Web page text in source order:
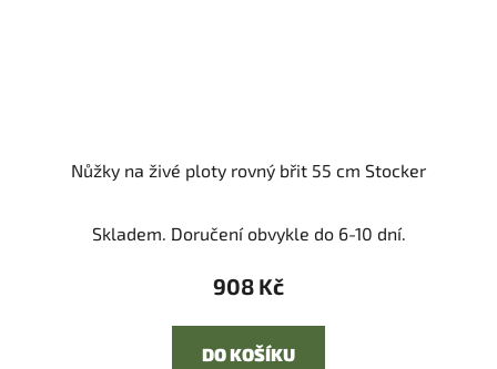
Nůžky na živé ploty rovný břit 55 cm Stocker
Skladem. Doručení obvykle do 6-10 dní.
908 Kč
DO KOŠÍKU